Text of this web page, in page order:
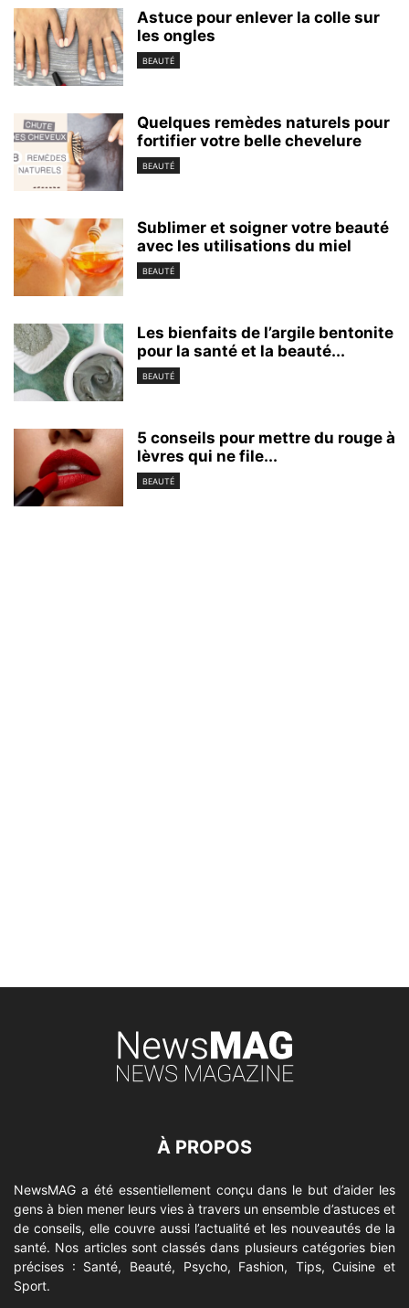
Astuce pour enlever la colle sur
les ongles
BEAUTÉ
Quelques remèdes naturels pour
fortifier votre belle chevelure
BEAUTÉ
Sublimer et soigner votre beauté
avec les utilisations du miel
BEAUTÉ
Les bienfaits de l’argile bentonite
pour la santé et la beauté...
BEAUTÉ
5 conseils pour mettre du rouge à
lèvres qui ne file...
BEAUTÉ
À PROPOS
NewsMAG a été essentiellement conçu dans le but d’aider les
gens à bien mener leurs vies à travers un ensemble d’astuces et
de conseils, elle couvre aussi l’actualité et les nouveautés de la
santé. Nos articles sont classés dans plusieurs catégories bien
précises : Santé, Beauté, Psycho, Fashion, Tips, Cuisine et
Sport.